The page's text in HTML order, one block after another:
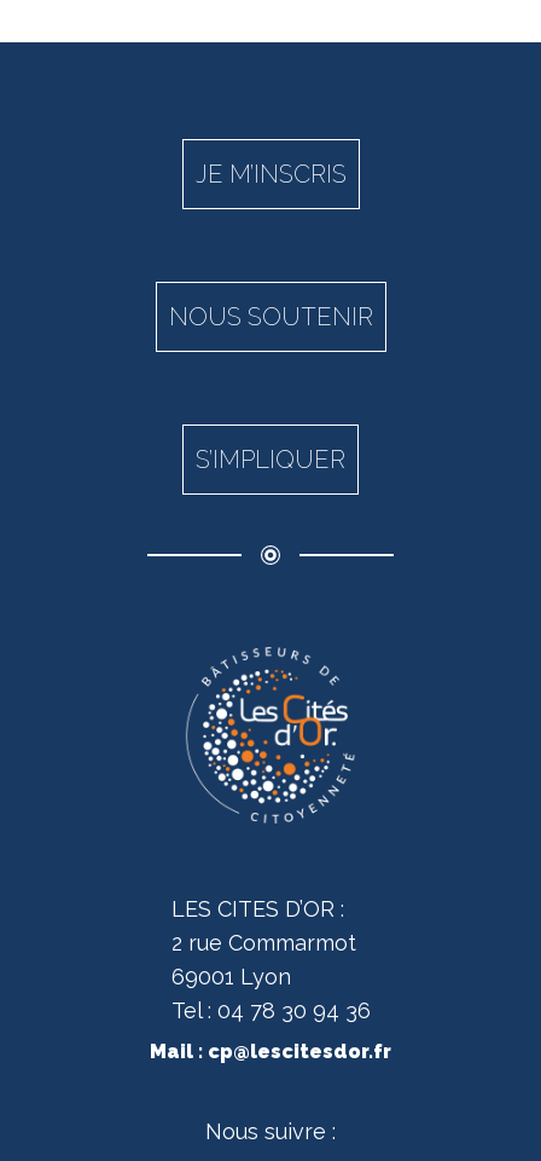
JE M’INSCRIS
NOUS SOUTENIR
S’IMPLIQUER
LES CITES D’OR :
2 rue Commarmot
69001 Lyon
Tel : 04 78 30 94 36
Mail : cp@lescitesdor.fr
Nous suivre :